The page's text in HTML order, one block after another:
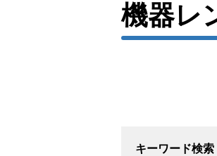
機器レ
キーワード検索